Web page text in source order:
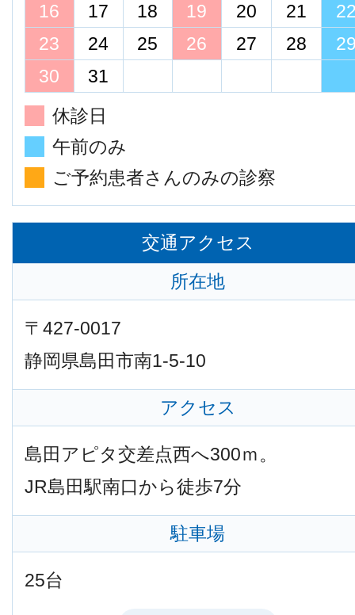
16
17 18 19 20 21
23
24 25 26 27 28
30
31
休診日
午前のみ
ご予約患者さんのみの診察
交通アクセス
所在地
〒427-0017
静岡県島田市南1-5-10
アクセス
島田アピタ交差点西へ300ｍ。
JR島田駅南口から徒歩7分
駐車場
25台